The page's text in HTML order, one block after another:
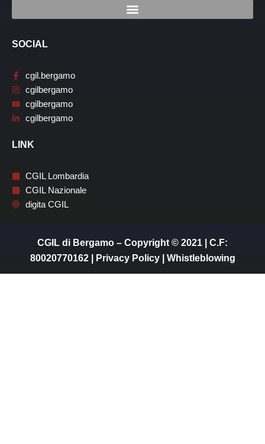
SOCIAL
cgil.bergamo
cgilbergamo
cgilbergamo
cgilbergamo
LINK
CGIL Lombardia
CGIL Nazionale
digita CGIL
CGIL di Bergamo – Copyright © 2021 | C.F:
80020770162 |
Privacy Policy| Whistleblowing